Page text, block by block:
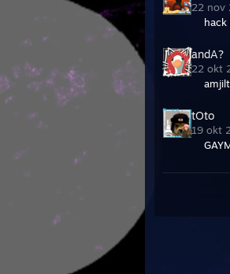
22 nov
andA?
22 okt
tOto
19 okt